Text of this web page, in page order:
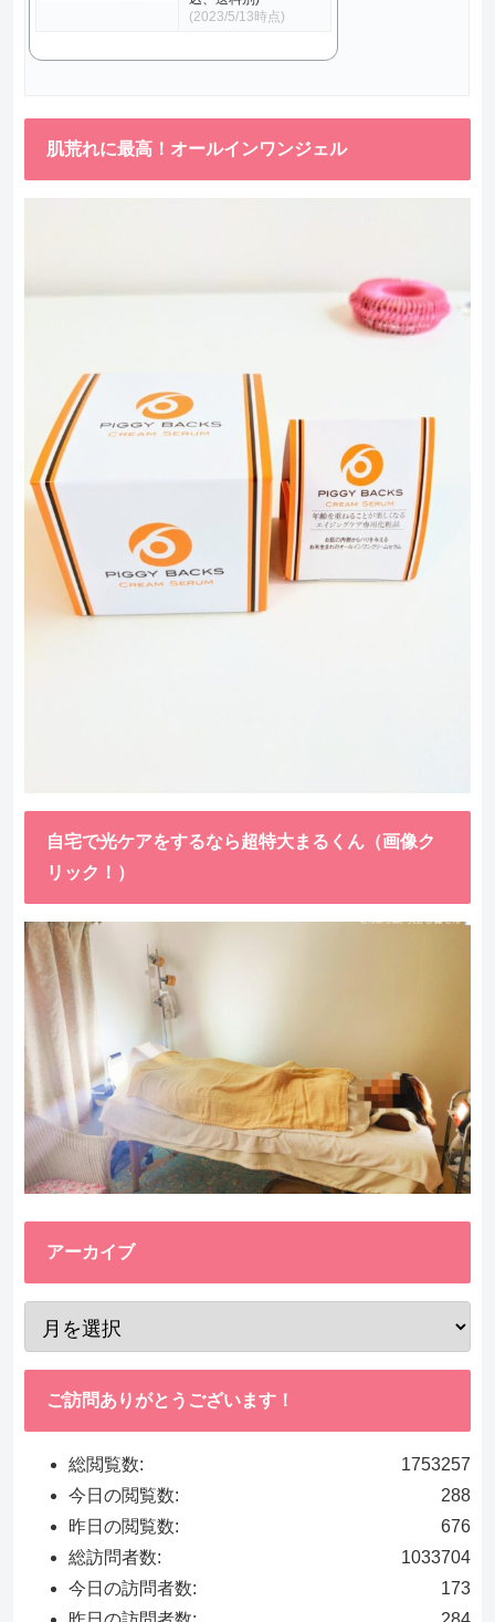
(2023/5/13時点)
肌荒れに最高！オールインワンジェル
自宅で光ケアをするなら超特大まるくん（画像ク
リック！）
アーカイブ
ご訪問ありがとうございます！
1753257
総閲覧数:
288
今日の閲覧数:
676
昨日の閲覧数:
1033704
総訪問者数:
173
今日の訪問者数: